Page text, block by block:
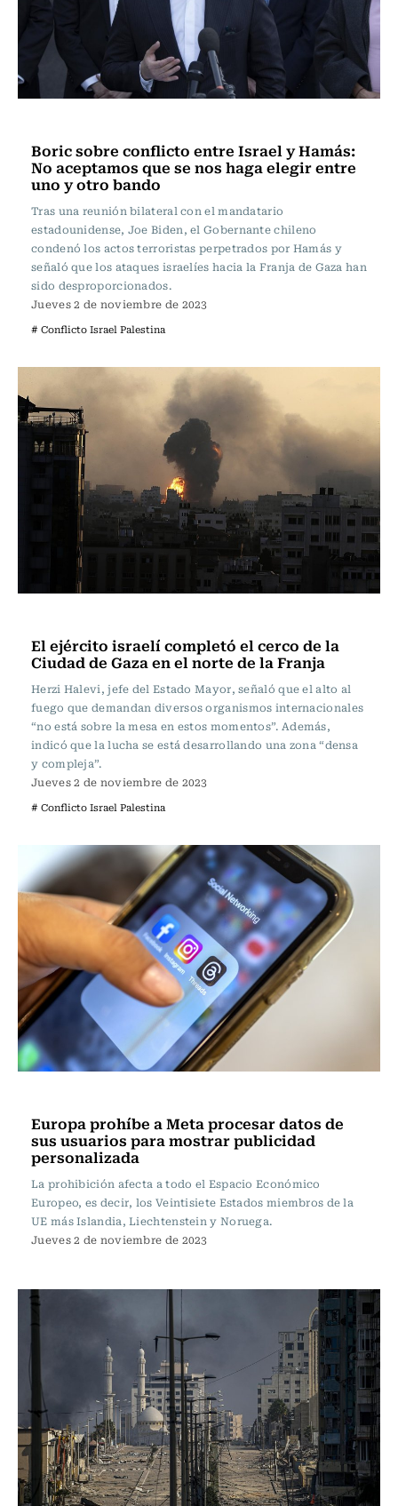
Boric sobre conflicto entre Israel y Hamás:
No aceptamos que se nos haga elegir entre
uno y otro bando
Tras una reunión bilateral con el mandatario
estadounidense, Joe Biden, el Gobernante chileno
condenó los actos terroristas perpetrados por Hamás y
señaló que los ataques israelíes hacia la Franja de Gaza han
sido desproporcionados.
Jueves 2 de noviembre de 2023
# Conflicto Israel Palestina
El ejército israelí completó el cerco de la
Ciudad de Gaza en el norte de la Franja
Herzi Halevi, jefe del Estado Mayor, señaló que el alto al
fuego que demandan diversos organismos internacionales
“no está sobre la mesa en estos momentos”. Además,
indicó que la lucha se está desarrollando una zona “densa
y compleja”.
Jueves 2 de noviembre de 2023
# Conflicto Israel Palestina
Europa prohíbe a Meta procesar datos de
sus usuarios para mostrar publicidad
personalizada
La prohibición afecta a todo el Espacio Económico
Europeo, es decir, los Veintisiete Estados miembros de la
UE más Islandia, Liechtenstein y Noruega.
Jueves 2 de noviembre de 2023